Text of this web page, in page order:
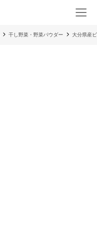
干し野菜・野菜パウダー 大分県産